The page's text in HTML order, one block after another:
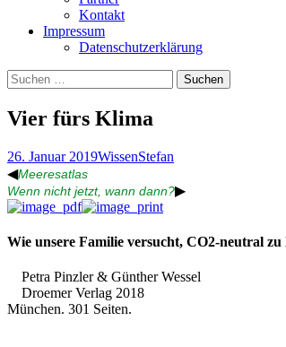
Kontakt
Impressum
Datenschutzerklärung
Suchen
nach:
Vier fürs Klima
26. Januar 2019WissenStefan
◀Meeresatlas
Wenn nicht jetzt, wann dann?▶
Wie unsere Familie versucht, CO2-neutral zu
Petra Pinzler & Günther Wessel
Droemer Verlag 2018
München. 301 Seiten.